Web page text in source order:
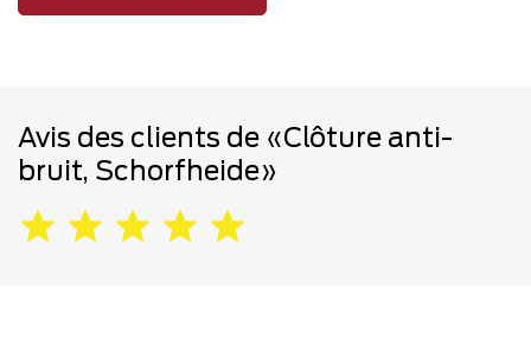
Avis des clients de «Clôture anti-
bruit, Schorfheide»